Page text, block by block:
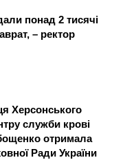
понад 2 тисячі
– ректор
Херсонського
служби крові
отримала
Ради України